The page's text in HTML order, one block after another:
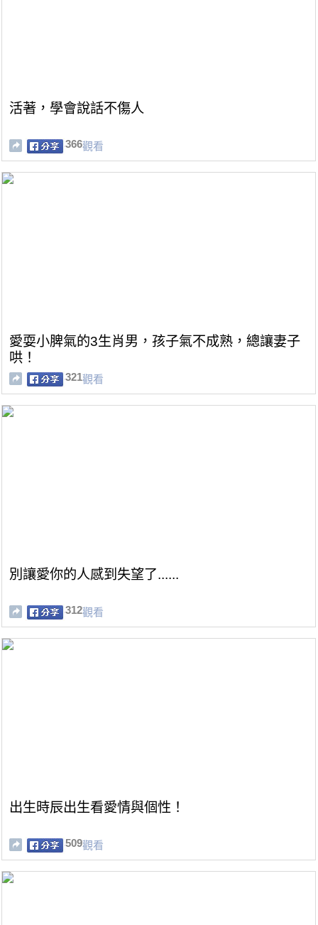
活著，學會說話不傷人
366觀看
愛耍小脾氣的3生肖男，孩子氣不成熟，總讓妻子
哄！
321觀看
別讓愛你的人感到失望了......
312觀看
出生時辰出生看愛情與個性！
509觀看